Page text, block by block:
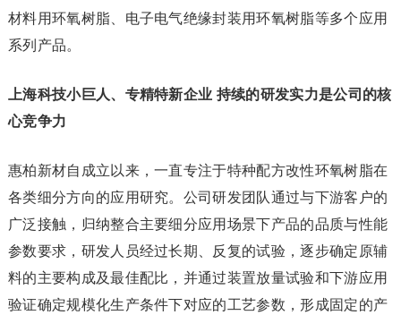
材料用环氧树脂、电子电气绝缘封装用环氧树脂等多个应用
系列产品。
上海科技小巨人、专精特新企业 持续的研发实力是公司的核
心竞争力
惠柏新材自成立以来，一直专注于特种配方改性环氧树脂在
各类细分方向的应用研究。公司研发团队通过与下游客户的
广泛接触，归纳整合主要细分应用场景下产品的品质与性能
参数要求，研发人员经过长期、反复的试验，逐步确定原辅
料的主要构成及最佳配比，并通过装置放量试验和下游应用
验证确定规模化生产条件下对应的工艺参数，形成固定的产